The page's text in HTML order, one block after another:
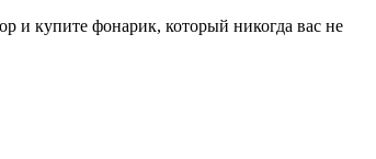
и купите фонарик, который никогда вас не